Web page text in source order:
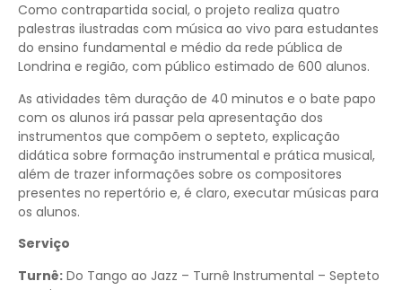
Como contrapartida social, o projeto realiza quatro
palestras ilustradas com música ao vivo para estudantes
do ensino fundamental e médio da rede pública de
Londrina e região, com público estimado de 600 alunos.
As atividades têm duração de 40 minutos e o bate papo
com os alunos irá passar pela apresentação dos
instrumentos que compõem o septeto, explicação
didática sobre formação instrumental e prática musical,
além de trazer informações sobre os compositores
presentes no repertório e, é claro, executar músicas para
os alunos.
Serviço
Turnê: Do Tango ao Jazz – Turnê Instrumental – Septeto